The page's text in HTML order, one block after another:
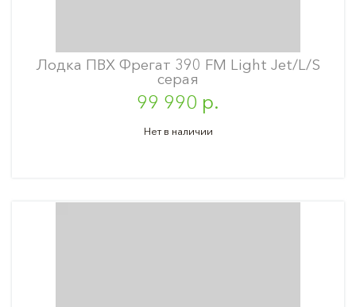
Лодка ПВХ Фрегат 390 FM Light Jet/L/S
серая
99 990 р.
Нет в наличии